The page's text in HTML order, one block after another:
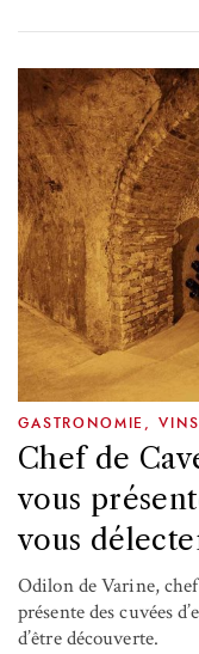
GASTRONOMIE ,
Chef de
vous
vous
Odilon de Varine,
présente des cuvées
d’être découverte.